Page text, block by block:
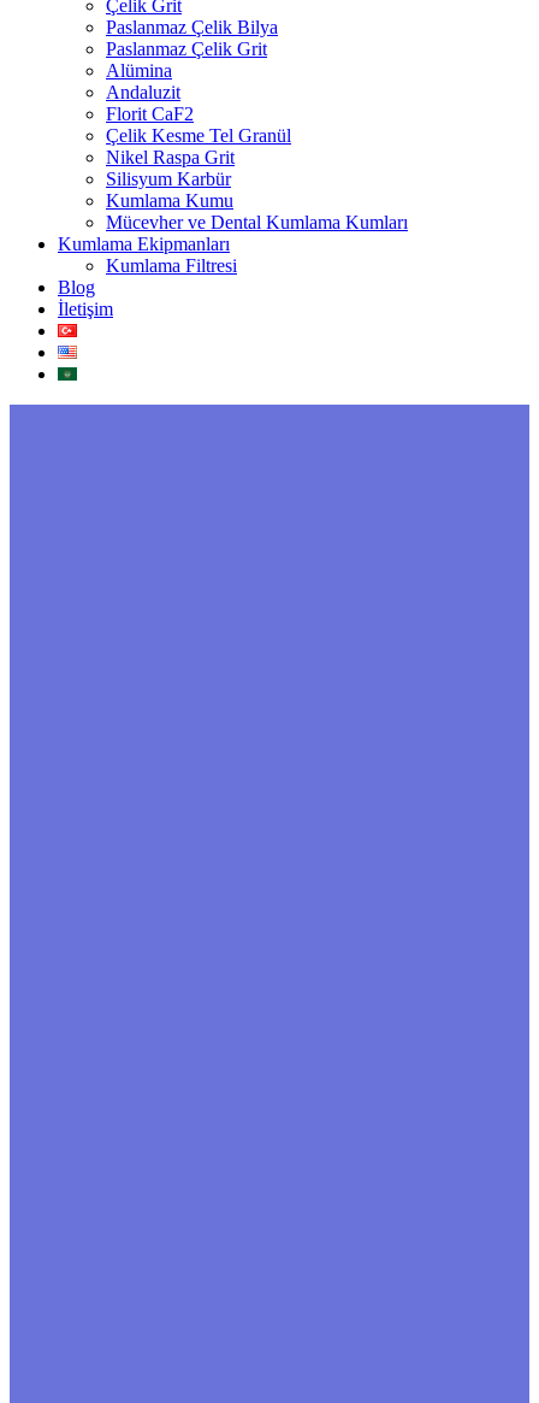
Çelik Grit
Paslanmaz Çelik Bilya
Paslanmaz Çelik Grit
Alümina
Andaluzit
Florit CaF2
Çelik Kesme Tel Granül
Nikel Raspa Grit
Silisyum Karbür
Kumlama Kumu
Mücevher ve Dental Kumlama Kumları
Kumlama Ekipmanları
Kumlama Filtresi
Blog
İletişim